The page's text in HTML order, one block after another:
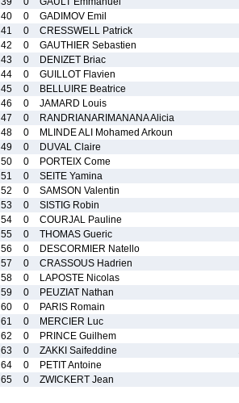
40
0
GADIMOV Emil
41
0
CRESSWELL Patrick
42
0
GAUTHIER Sebastien
43
0
DENIZET Briac
44
0
GUILLOT Flavien
45
0
BELLUIRE Beatrice
46
0
JAMARD Louis
47
0
RANDRIANARIMANANA Alicia
48
0
MLINDE ALI Mohamed Arkoun
49
0
DUVAL Claire
50
0
PORTEIX Come
51
0
SEITE Yamina
52
0
SAMSON Valentin
53
0
SISTIG Robin
54
0
COURJAL Pauline
55
0
THOMAS Gueric
56
0
DESCORMIER Natello
57
0
CRASSOUS Hadrien
58
0
LAPOSTE Nicolas
59
0
PEUZIAT Nathan
60
0
PARIS Romain
61
0
MERCIER Luc
62
0
PRINCE Guilhem
63
0 ZAKKI Saifeddine
64
0
PETIT Antoine
65
0 ZWICKERT Jean